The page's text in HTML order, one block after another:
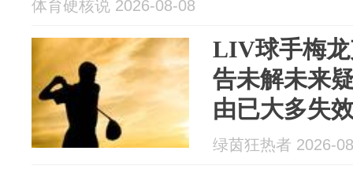
体育硬核说 2026-08-08
LIV球手梅
告未解未来
由已大多失
绿茵狂热者 2026-